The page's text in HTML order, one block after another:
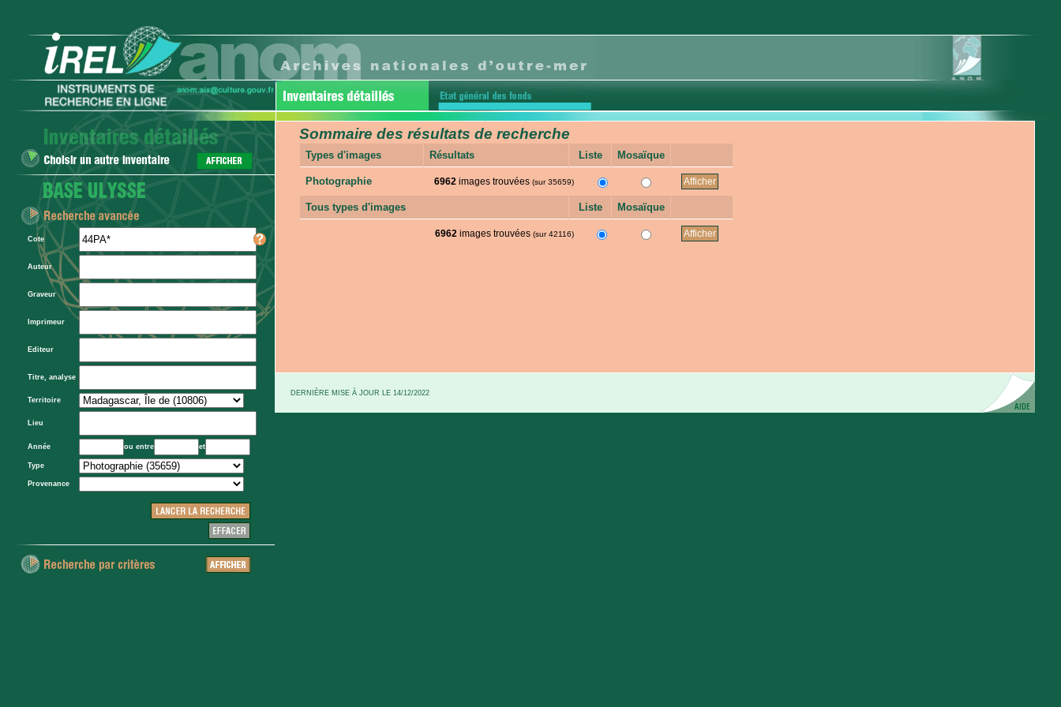
Cote
Auteur
Graveur
Imprimeur
Editeur
Titre, analyse
Territoire
Lieu
Année ou entre et
Type
Provenance
Sommaire des résultats de recherche
Types d'images Résultats Liste Mosaïque
Photographie 6962 images trouvées (sur 35659)
Tous types d'images Liste Mosaïque
6962 images trouvées (sur 42116)
DERNIÈRE MISE À JOUR LE 14/12/2022